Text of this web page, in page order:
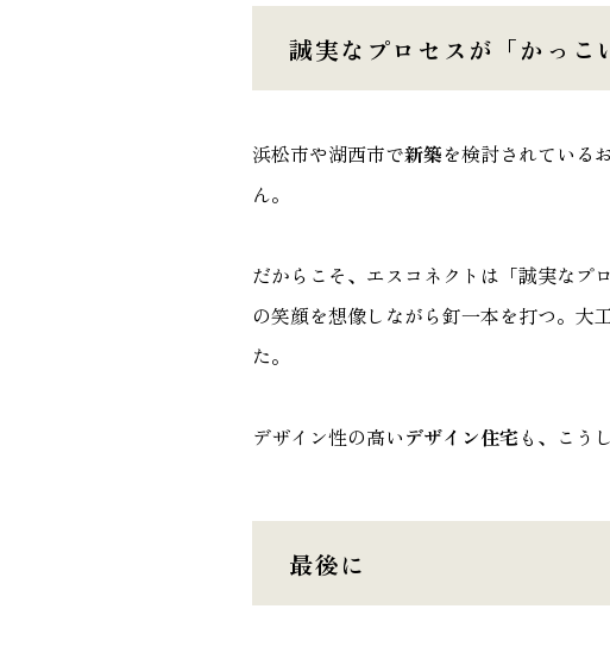
誠実なプロセスが「かっこ
浜松市や湖西市で新築を検討されている
ん。
だからこそ、エスコネクトは「誠実なプ
の笑顔を想像しながら釘一本を打つ。大
た。
デザイン性の高いデザイン住宅も、こう
最後に